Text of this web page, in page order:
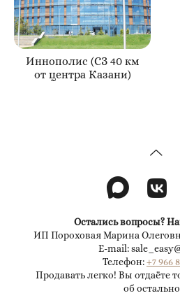
Иннополис (СЗ 40 км
от центра Казани)
Остались вопросы?
ИП Пороховая Марина
E-mail:
Телефон:+7 966
Продавать легко! Вы отдаёте
об